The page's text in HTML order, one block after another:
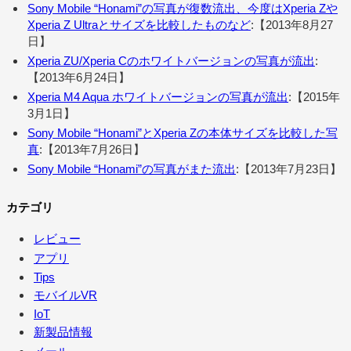
Sony Mobile “Honami”の写真が復数流出、今度はXperia Zや
Xperia Z Ultraとサイズを比較したものなど:【2013年8月27
日】
Xperia ZU/Xperia Cのホワイトバージョンの写真が流出:
【2013年6月24日】
Xperia M4 Aqua ホワイトバージョンの写真が流出:【2015年
3月1日】
Sony Mobile “Honami”とXperia Zの本体サイズを比較した写
真:【2013年7月26日】
Sony Mobile “Honami”の写真がまた流出:【2013年7月23日】
カテゴリ
レビュー
アプリ
Tips
モバイルVR
IoT
新製品情報